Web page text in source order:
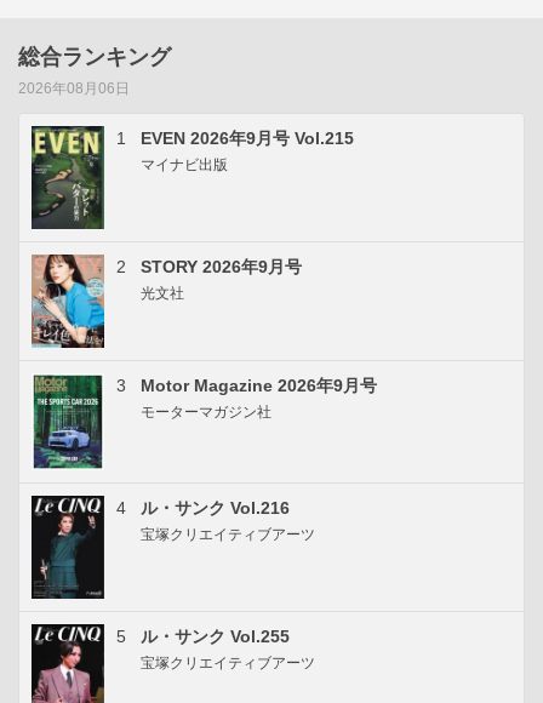
総合ランキング
2026年08月06日
1 EVEN 2026年9月号 Vol.215
マイナビ出版
2 STORY 2026年9月号
光文社
3 Motor Magazine 2026年9月号
モーターマガジン社
4 ル・サンク Vol.216
宝塚クリエイティブアーツ
5 ル・サンク Vol.255
宝塚クリエイティブアーツ